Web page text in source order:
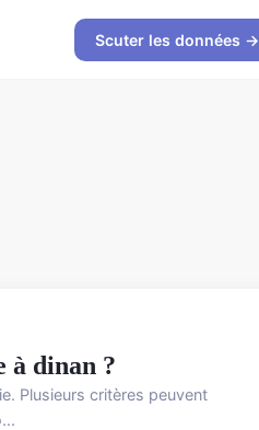
Scuter les données →
à dinan ?
Plusieurs critères peuvent